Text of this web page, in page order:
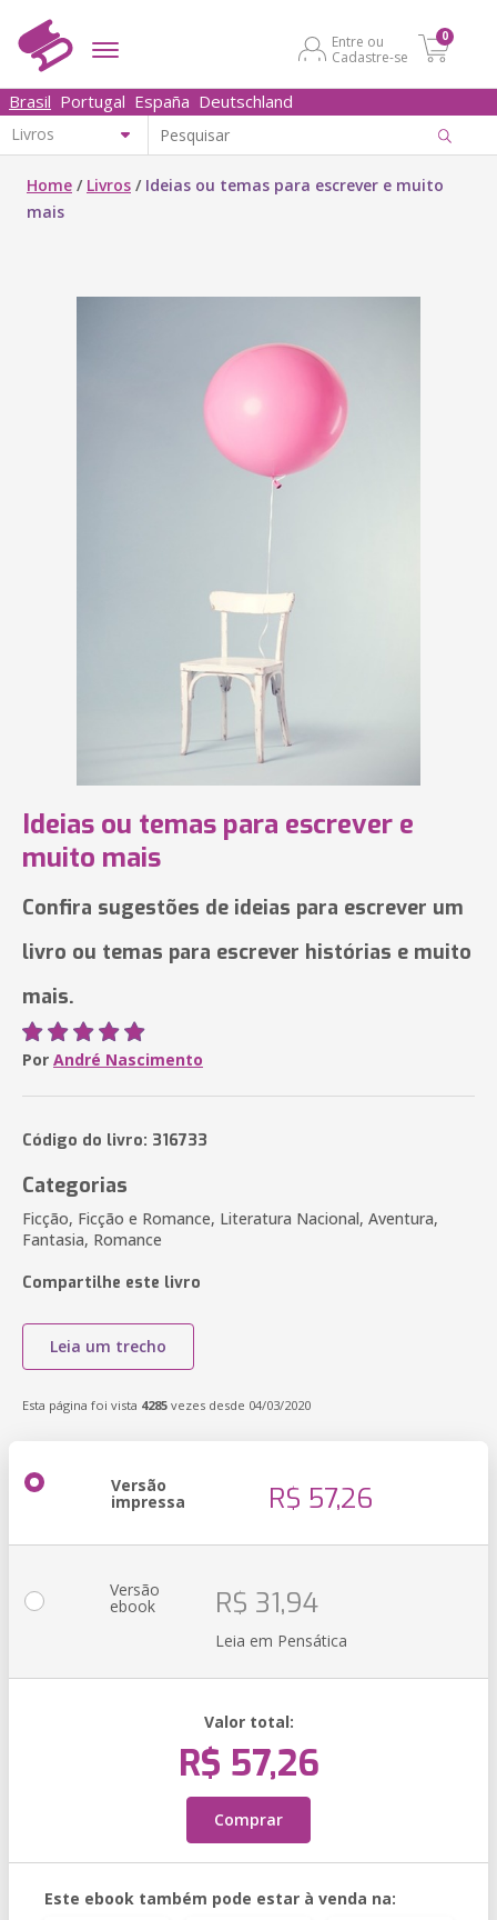
Entre ou
Cadastre-se
0
Brasil Portugal España Deutschland
Home / Livros / Ideias ou temas para escrever e muito
mais
Ideias ou temas para escrever e
muito mais
Confira sugestões de ideias para escrever um
livro ou temas para escrever histórias e muito
mais.
Por André Nascimento
Código do livro: 316733
Categorias
Ficção, Ficção e Romance, Literatura Nacional, Aventura,
Fantasia, Romance
Compartilhe este livro
Leia um trecho
Esta página foi vista 4285 vezes desde 04/03/2020
Versão
impressa R$ 57,26
Versão
ebook R$ 31,94
Leia em Pensática
Valor total:
R$ 57,26
Comprar
Este ebook também pode estar à venda na: